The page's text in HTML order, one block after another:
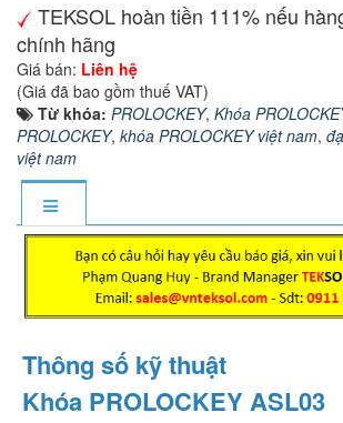
TEKSOL hoàn tiền 111% nếu
chính hãng
Giá bán: Liên hệ
(Giá đã bao gồm thuế VAT)
Từ khóa: PROLOCKEY, Khóa
PROLOCKEY, khóa PROLOCKEY việt nam,
việt nam
Thông số kỹ thuật
Khóa PROLOCKEY ASL03